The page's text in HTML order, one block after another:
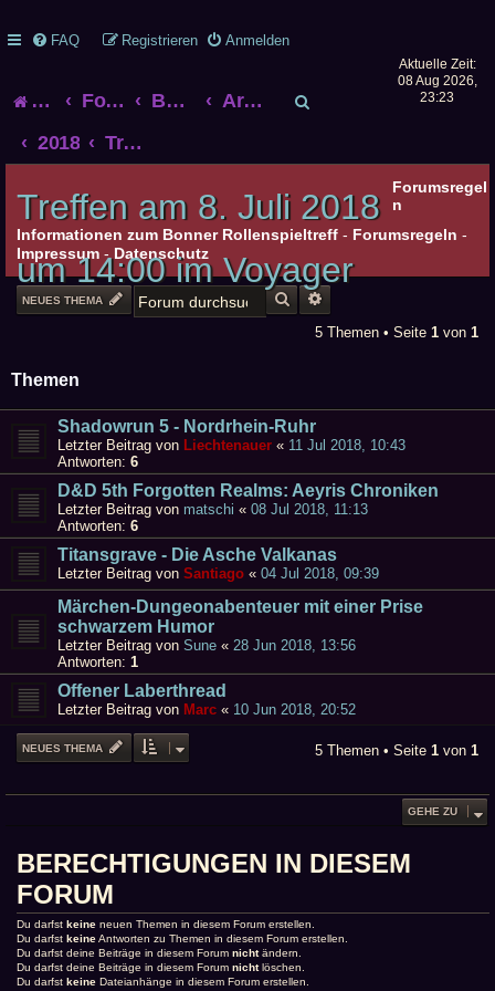
FAQ Anmelden
Registrieren
Startseite
Foren-Übersicht Bonner Rollenspieltreff
Archiv alter Treffen
2018
Treffen am 8. Juli 2018 um 14:00 im Voyager
h
e
Aktuelle Zeit:
08 Aug 2026,
23:23
Treffen am 8. Juli 2018
um 14:00 im Voyager
Forumsregel
n
Informationen zum Bonner Rollenspieltreff - Forumsregeln -
Impressum -Datenschutz
NEUES THEMA SUCHE
5 Themen • Seite 1 von 1
Themen
Shadowrun 5 - Nordrhein-Ruhr
Letzter Beitrag von Liechtenauer « 11 Jul 2018, 10:43
Antworten: 6
D&D 5th Forgotten Realms: Aeyris Chroniken
Letzter Beitrag von matschi « 08 Jul 2018, 11:13
Antworten: 6
Titansgrave - Die Asche Valkanas
Letzter Beitrag von Santiago « 04 Jul 2018, 09:39
Märchen-Dungeonabenteuer mit einer Prise
schwarzem Humor
Letzter Beitrag von Sune « 28 Jun 2018, 13:56
Antworten: 1
Offener Laberthread
Letzter Beitrag von Marc « 10 Jun 2018, 20:52
NEUES THEMA 5 Themen • Seite 1 von 1
GEHE ZU
BERECHTIGUNGEN IN DIESEM
FORUM
Du darfst keine neuen Themen in diesem Forum erstellen.
Du darfst keineAntworten zu Themen in diesem Forum erstellen.
Du darfst deine Beiträge in diesem Forum nichtändern.
Du darfst deine Beiträge in diesem Forum nichtlöschen.
Du darfst keine Dateianhänge in diesem Forum erstellen.